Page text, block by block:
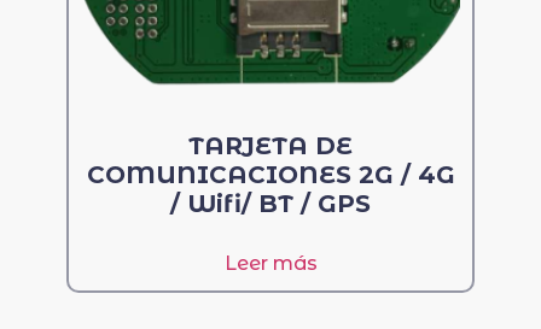
TARJETA DE
COMUNICACIONES 2G / 4G
/ Wifi/ BT / GPS
Leer más